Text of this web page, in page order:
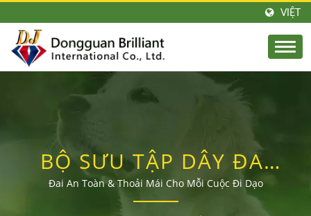
VIỆT
BỘ SƯU TẬP DÂY ĐAI
CHÓ CAO CẤP
Đai An Toàn & Thoải Mái Cho Mỗi Cuộc Đi Dạo